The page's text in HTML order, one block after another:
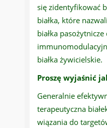
się zidentyfikować
białka, które
białka pasożytnicze
białka żywicielskie.
Proszę wyjaśnić
Generalnie
terapeutyczna
wiązania do